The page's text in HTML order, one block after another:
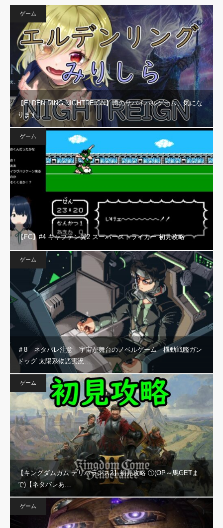
ゲーム
【ELDEN RING NIGHTREIGN】噂のサバイバルゲーム、気にな
ります…
ゲーム
【FC】#4 キャプテン翼2 スーパーストライカー 初見攻略
ゲーム
＃8 ネタバレ注意 宇宙が舞台のノベルゲーム 機動戦艦ガン
ドッグ 太陽系物語実況…
ゲーム
【キングダムカム デリバランス2】初見攻略 ①(OP～馬GETま
で)【ネタバレあ…
ゲーム